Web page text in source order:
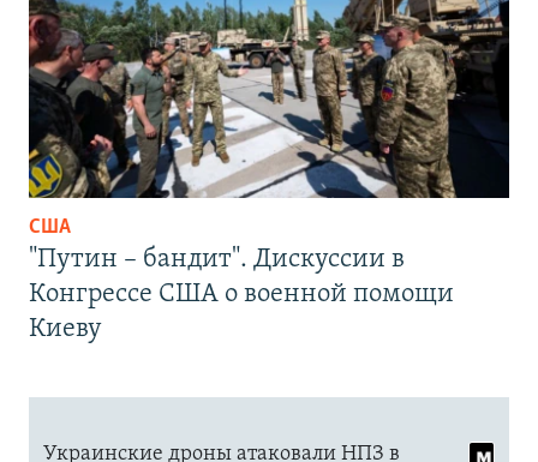
США
"Путин – бандит". Дискуссии в
Конгрессе США о военной помощи
Киеву